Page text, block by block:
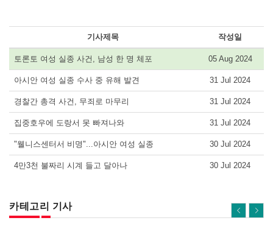
기사제목 작성일
토론토 여성 실종 사건, 남성 한 명 체포 05 Aug 2024
아시안 여성 실종 수사 중 유해 발견 31 Jul 2024
경찰간 총격 사건, 무죄로 마무리 31 Jul 2024
집중호우에 도랑서 못 빠져나와 31 Jul 2024
"웰니스센터서 비명"...아시안 여성 실종 30 Jul 2024
4만3천 불짜리 시계 들고 달아나 30 Jul 2024
카테고리 기사